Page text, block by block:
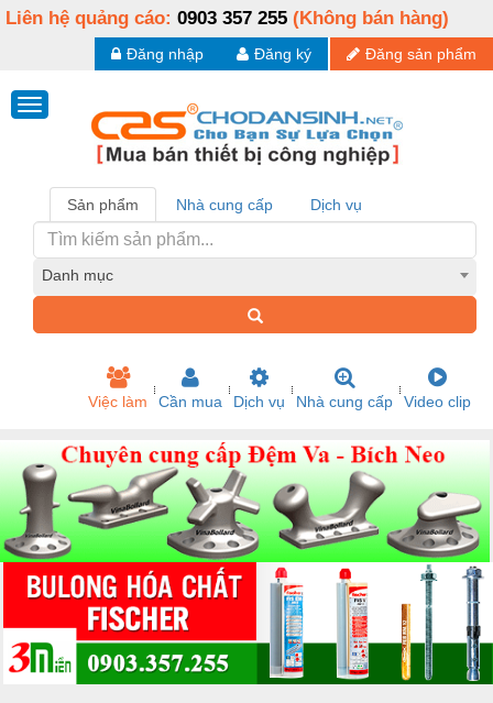
Liên hệ quảng cáo: 0903 357 255 (Không bán hàng)
Đăng sản phẩm
Đăng ký
Đăng nhập
Sản phẩm Nhà cung cấp Dịch vụ
Danh mục
Việc làm Cần mua Dịch vụ Nhà cung cấp Video clip